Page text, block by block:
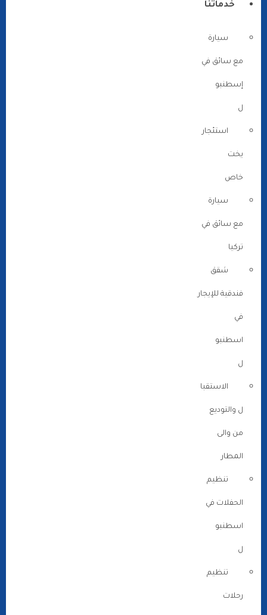
خدماتنا
سيارة
مع سائق في
إسطنبو
ل
استئجار
يخت
خاص
سيارة
مع سائق في
تركيا
شقق
فندقية للإيجار
في
اسطنبو
ل
الاستقبا
ل والتوديع
من والى
المطار
تنظيم
الحفلات في
اسطنبو
ل
تنظيم
رحلات